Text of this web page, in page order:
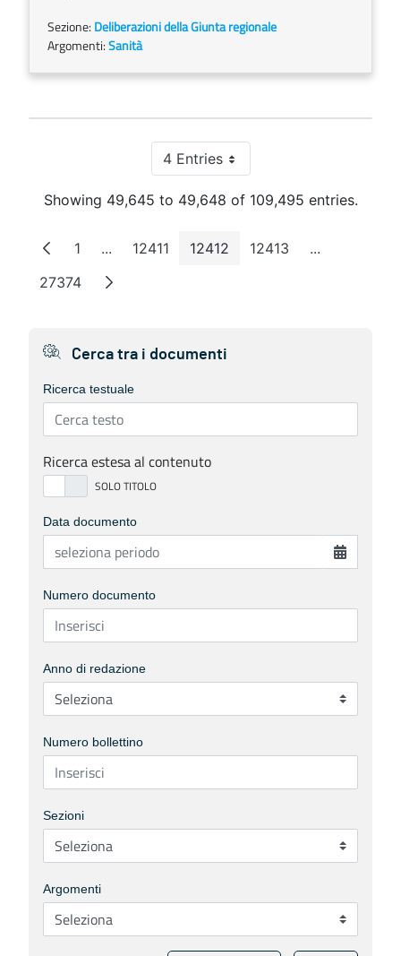
Sezione: Deliberazioni della Giunta regionale
Argomenti:Sanità
4 EntriesPer Page
Showing 49,645 to 49,648 of 109,495 entries.
Page
1 ...Intermediate Pages
Page
12411 Page
12412 Page
12413 ...
Page
27374
Cerca tra i documenti
Ricerca testuale
Ricerca estesa al contenuto
Data documento
Numero documento
Anno di redazione
Numero bollettino
Sezioni
Argomenti